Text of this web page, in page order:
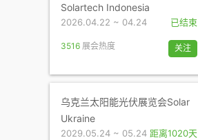
Solartech Indonesia
2026.04.22 ~ 04.24 已结束
3516 展会热度 关注
乌克兰太阳能光伏展览会Solar
Ukraine
2029.05.24 ~ 05.24 距离1020天